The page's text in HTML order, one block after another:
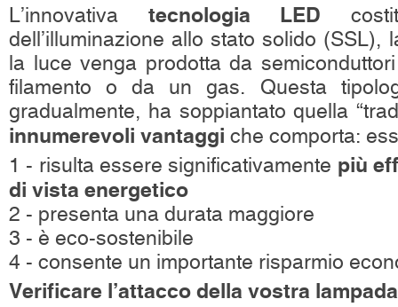
L’innovativa tecnologia LED
dell’illuminazione allo stato solido (SSL),
la luce venga prodotta da
filamento o da un gas. Questa
gradualmente, ha soppiantato quella
innumerevoli vantaggi che comporta:
1 - risulta essere significativamente più
di vista energetico
2 - presenta una durata maggiore
3 - è eco-sostenibile
4 - consente un importante risparmio
Verificare l’attacco della vostra lampada